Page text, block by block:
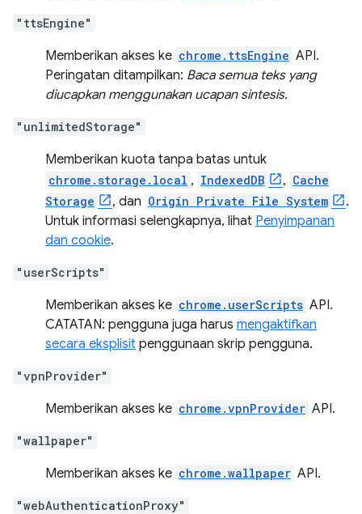
"ttsEngine"
Memberikan akses ke chrome.ttsEngine API.
Peringatan ditampilkan: Baca semua teks yang
diucapkan menggunakan ucapan sintesis.
"unlimitedStorage"
Memberikan kuota tanpa batas untuk
chrome.storage.local , IndexedDB , Cache
Storage
, dan Origin Private File System
.
Untuk informasi selengkapnya, lihat Penyimpanan
dan cookie.
"userScripts"
Memberikan akses ke chrome.userScripts API.
CATATAN: pengguna juga harus mengaktifkan
secara eksplisit penggunaan skrip pengguna.
"vpnProvider"
Memberikan akses ke chrome.vpnProvider API.
"wallpaper"
Memberikan akses ke chrome.wallpaper API.
"webAuthenticationProxy"